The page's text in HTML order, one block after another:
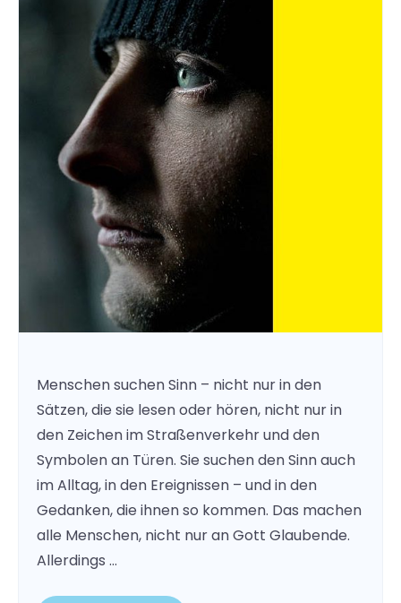
Menschen suchen Sinn – nicht nur in den
Sätzen, die sie lesen oder hören, nicht nur in
den Zeichen im Straßenverkehr und den
Symbolen an Türen. Sie suchen den Sinn auch
im Alltag, in den Ereignissen – und in den
Gedanken, die ihnen so kommen. Das machen
alle Menschen, nicht nur an Gott Glaubende.
Allerdings …